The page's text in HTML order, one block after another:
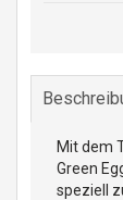
Mit dem
Green
speziell